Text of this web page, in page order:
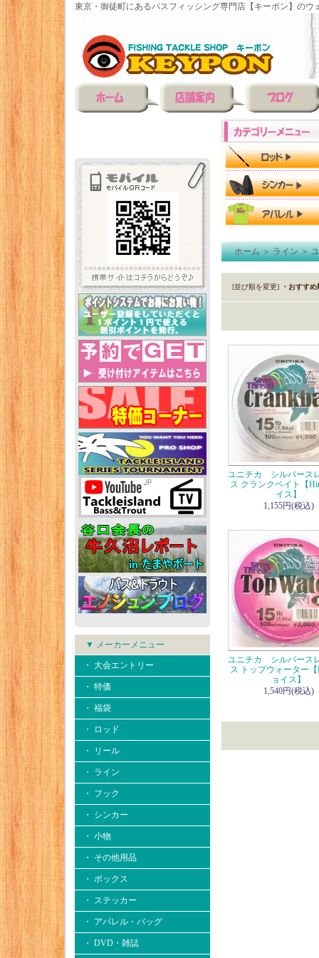
東京・御徒町にあるバスフィッシング専門店【キーポン】のウ
▼ メーカーメニュー
・ 大会エントリー
・ 特価
・ 福袋
・ ロッド
・ リール
・ ライン
・ フック
・ シンカー
・ 小物
・ その他用品
・ ボックス
・ ステッカー
・ アパレル・バッグ
・ DVD・雑誌
ホーム＞ライン＞
[並び順を変更] ・おすすめ
ユニチカ シルバース
ス クランクベイト【
イス】
1,155円(税込)
ユニチカ シルバース
ス トップウォーター
ョイス】
1,540円(税込)